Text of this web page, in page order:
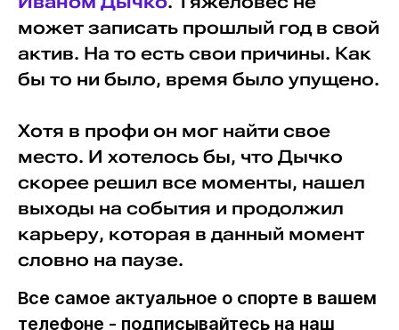
может записать прошлый год в свой
актив. На то есть свои причины. Как
бы то ни было, время было упущено.
Хотя в профи он мог найти свое
место. И хотелось бы, что Дычко
скорее решил все моменты, нашел
выходы на события и продолжил
карьеру, которая в данный момент
словно на паузе.
Все самое актуальное о спорте в вашем
телефоне - подписывайтесь на наш